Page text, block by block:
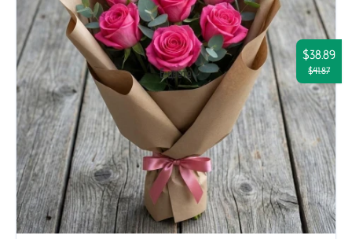
$38.89
$41.87